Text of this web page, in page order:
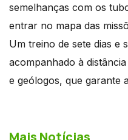
semelhanças com os
entrar no mapa das
Um treino de sete dias e
acompanhado à
e geólogos, que garante
Mais Notícias